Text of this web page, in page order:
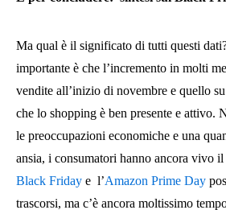
Ma qual è il significato di tutti questi
importante è che l’incremento in molti
vendite all’inizio di novembre e quello
che lo shopping è ben presente e attivo.
le preoccupazioni economiche e una
ansia, i consumatori hanno ancora vivo
Black Friday e l’Amazon Prime Day
trascorsi, ma c’è ancora moltissimo